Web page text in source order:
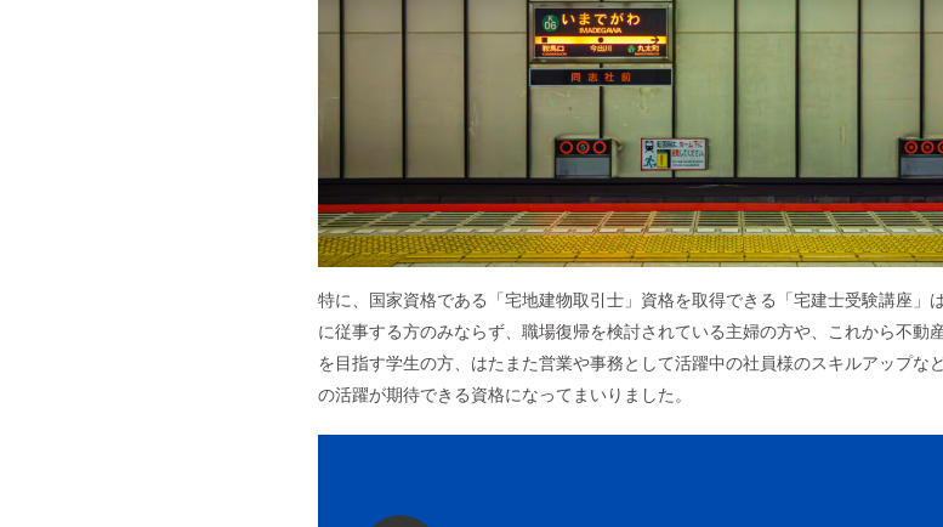
特に、国家資格である「宅地建物取引士」資格を取得できる「宅建士受験講座」
に従事する方のみならず、職場復帰を検討されている主婦の方や、これから不動
を目指す学生の方、はたまた営業や事務として活躍中の社員様のスキルアップな
の活躍が期待できる資格になってまいりました。